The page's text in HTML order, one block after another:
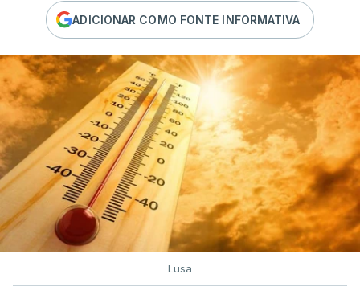
ADICIONAR COMO FONTE INFORMATIVA
Lusa